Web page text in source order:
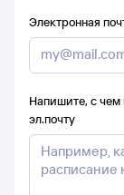
Электронная
Напишите, с чем
эл.почту